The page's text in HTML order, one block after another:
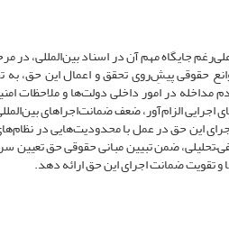
جایگاه مهم آن در اسناد بین‌المللی، در
حقوقی پیشِ‌روی تحقق و اعمال این حق، به
در امور داخلی دولت‌ها و ملاحظات
الزام‌آور، ضعف ضمانت‌اجراهای
این حق در عمل با محدودیت‌هایی در
ضمن تبیین مبانی حقوقی حق تعیین
تقویت ضمانت اجرای این حق ارائه دهد.